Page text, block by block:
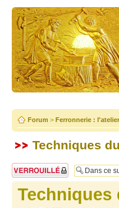
Forum > Ferronnerie :
Techniques
Sujet verrouillé
Techniques